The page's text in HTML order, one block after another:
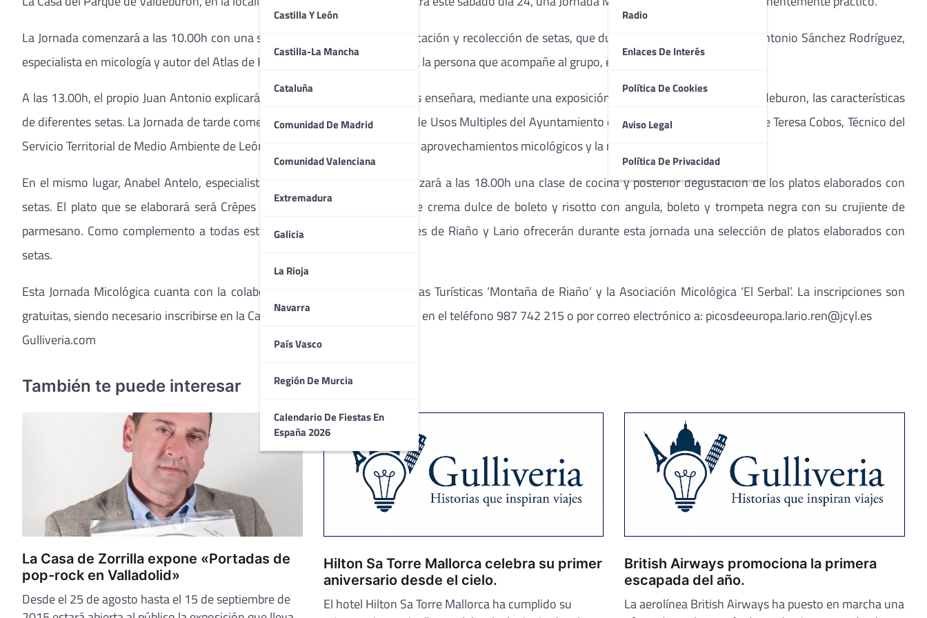
Castilla Y León
Castilla-La Mancha
Cataluña
Comunidad De Madrid
Comunidad Valenciana
Extremadura
Galicia
La Rioja
Navarra
País Vasco
Región De Murcia
Calendario De Fiestas En
España 2026
Radio
Enlaces De Interés
Política De Cookies
Aviso Legal
Política De Privacidad
La Jornada comenzará a las 10.00h con una salida al campo para la identificación y recolección de setas, que durará hasta las 13.00h. Juan Antonio Sánchez Rodríguez,
especialista en micología y autor del Atlas de Hongos de Castilla y León, será la persona que acompañe al grupo, en esta primera parte.
A las 13.00h, el propio Juan Antonio explicará los hábitats micológicos y nos enseñara, mediante una exposición en la Casa del Parque de Valdeburon, las características
de diferentes setas. La Jornada de tarde comenzará a las 17.00h en la Sala de Usos Multiples del Ayuntamiento de Riaño, donde de la mano de Teresa Cobos, Técnico del
Servicio Territorial de Medio Ambiente de León, podremos conocer sobre los aprovechamientos micológicos y la normativa actual.
En el mismo lugar, Anabel Antelo, especialista en cocina micológica comenzará a las 18.00h una clase de cocina y posterior degustación de los platos elaborados con
setas. El plato que se elaborará será Crêpes de trompeta negra rellenos de crema dulce de boleto y risotto con angula, boleto y trompeta negra con su crujiente de
parmesano. Como complemento a todas estas actividades, los restaurantes de Riaño y Lario ofrecerán durante esta jornada una selección de platos elaborados con
setas.
Esta Jornada Micológica cuanta con la colaboración del Centro de Iniciativas Turísticas ‘Montaña de Riaño’ y la Asociación Micológica ‘El Serbal’. La inscripciones son
gratuitas, siendo necesario inscribirse en la Casa del Parque de Valdeburon o en el teléfono 987 742 215 o por correo electrónico a: picosdeeuropa.lario.ren@jcyl.es
Gulliveria.com
También te puede interesar
La Casa de Zorrilla expone «Portadas de
pop-rock en Valladolid»
Desde el 25 de agosto hasta el 15 de septiembre de
Hilton Sa Torre Mallorca celebra su primer
aniversario desde el cielo.
El hotel Hilton Sa Torre Mallorca ha cumplido su
British Airways promociona la primera
escapada del año.
La aerolínea British Airways ha puesto en marcha una